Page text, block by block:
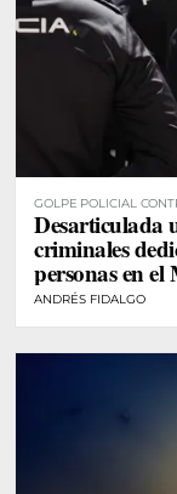
GOLPE POLICIAL
Desarticulada
criminales
personas en
ANDRÉS FIDALGO